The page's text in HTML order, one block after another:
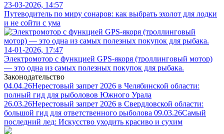
23-03-2026, 14:57
Путеводитель по миру сонаров: как выбрать эхолот для лодки
и не сойти с ума
14-01-2026, 17:47
Электромотор с функцией GPS-якоря (троллинговый мотор)
— это одна из самых полезных покупок для рыбака.
Законодательство
04.04.26Нерестовый запрет 2026 в Челябинской области:
полный гид для рыболовов Южного Урала
26.03.26Нерестовый запрет 2026 в Свердловской области:
большой гид для ответственного рыболова 09.03.26Самый
последний лед: Искусство уходить красиво и сухим